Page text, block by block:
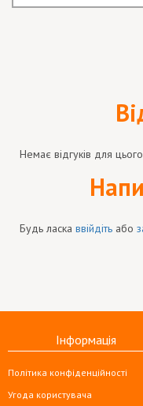
Немає відгуків для
Будь ласка ввійдіть або
Інформація
Політика конфіденційності
Угода користувача